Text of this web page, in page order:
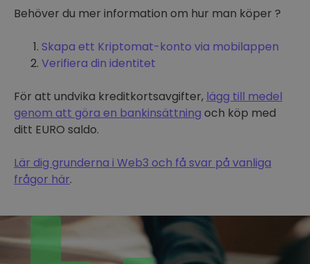
Behöver du mer information om hur man köper ?
Skapa ett Kriptomat-konto via mobilappen
Verifiera din identitet
För att undvika kreditkortsavgifter, lägg till medel
genom att göra en bankinsättning och köp med
ditt EURO saldo.
Lär dig grunderna i Web3 och få svar på vanliga
frågor här.